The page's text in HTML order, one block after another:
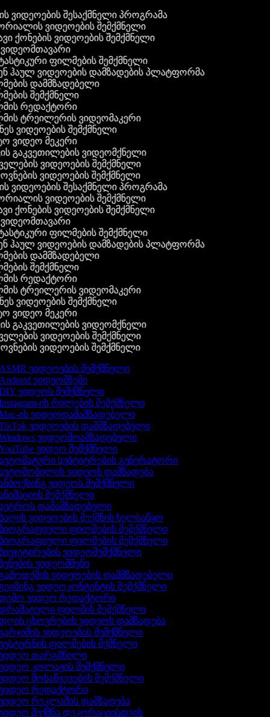
ვიდეოების შესაქმნელი პროგრამა
ვიდეოების შემქმნელი
ქონების ვიდეოების შემქმნელი
ფილმების შემქმნელი
ჰაულ ვიდეოების დამზადების პლატფორმა
დამმზადებელი
შემქმნელი
რედაქტორი
ტრეილერის ვიდეომაკერი
ვიდეოების შემქმნელი
ვიდეო მეკერი
გაკვეთილების ვიდეომქნელი
ვიდეოების შემქმნელი
ვიდეოების შემქმნელი
ვიდეოების შესაქმნელი პროგრამა
ვიდეოების შემქმნელი
ქონების ვიდეოების შემქმნელი
ფილმების შემქმნელი
ჰაულ ვიდეოების დამზადების პლატფორმა
დამმზადებელი
შემქმნელი
რედაქტორი
ტრეილერის ვიდეომაკერი
ვიდეოების შემქმნელი
ვიდეო მეკერი
გაკვეთილების ვიდეომქნელი
ვიდეოების შემქმნელი
ვიდეოების შემქმნელი
ვიდეოების შემქმნელი
ვიდეომზემი
ვიდეოს შემქმნელი
ის რილების შემქმნელი
ის ვიდეოდამამზადებელი
ვიდეოების დამმზადებელი
ვიდეომოამზადებელი
ვიდეო შემქმნელი
სუბტიტრების გენერატორი
ვიდეოს დამზადება
ვიდეოს შემქმნელი
შემქმნელი
დამამზადებელი
ვიდეოების შექმნის ხელსაწყო
ფილმების შემქმნელი
ფილმების შემქმნელი
ვიდეოშემქმნელი
ვიდეომშენი
ვიდეოების დამმზადებელი
ვიდეოკონტენტის შემქმნელი
ვიდეო რედაქტორი
ფილმის შემქმნელი
ცხოვრების ვიდეოს დამზადება
ვიდეოების შემქმნელი
ფილმების მქმნელი
თარგმნილი
კოლაჟის შემქმნელი
მოსაწვევების შემქმნელი
რედაქტორი
რეკლამის დამზადება
შექმნა დეკორაციისთვის